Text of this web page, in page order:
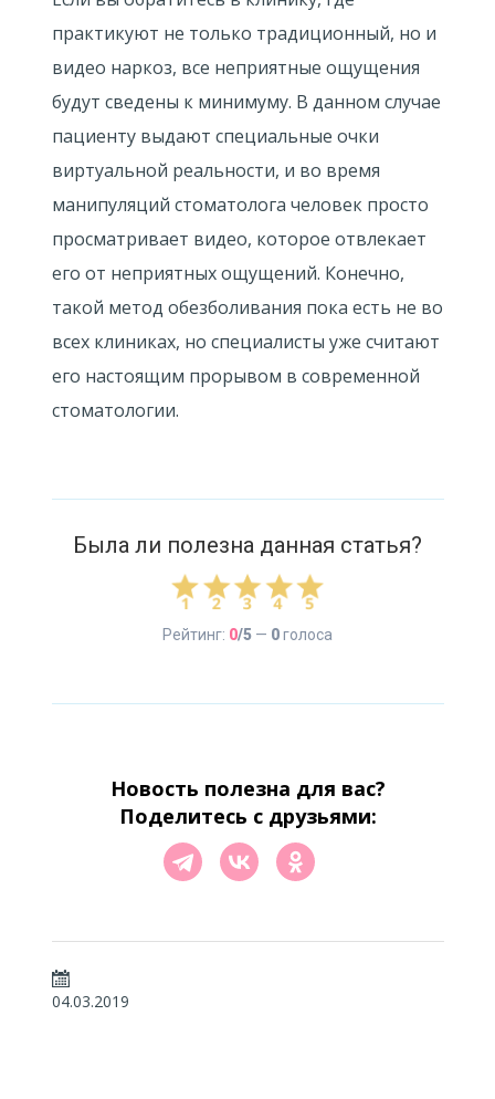
практикуют не только традиционный, но и
видео наркоз, все неприятные ощущения
будут сведены к минимуму. В данном случае
пациенту выдают специальные очки
виртуальной реальности, и во время
манипуляций стоматолога человек просто
просматривает видео, которое отвлекает
его от неприятных ощущений. Конечно,
такой метод обезболивания пока есть не во
всех клиниках, но специалисты уже считают
его настоящим прорывом в современной
стоматологии.
Была ли полезна данная статья?
Рейтинг: 0/5 — 0голоса
Новость полезна для вас?
Поделитесь с друзьями:
04.03.2019